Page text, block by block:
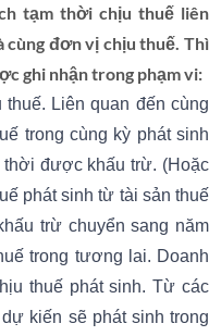
tạm thời chịu thuế liên
cùng đơn vị chịu thuế. Thì
ghi nhận trong phạm vi:
Liên quan đến cùng
trong cùng kỳ phát sinh
thời được khấu trừ. (Hoặc
phát sinh từ tài sản thuế
trừ chuyển sang năm
trong tương lai. Doanh
thuế phát sinh. Từ các
kiến sẽ phát sinh trong